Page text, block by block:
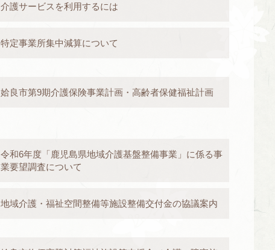
介護サービスを利用するには
特定事業所集中減算について
姶良市第9期介護保険事業計画・高齢者保健福祉計画
令和6年度「鹿児島県地域介護基盤整備事業」に係る事
業要望調査について
地域介護・福祉空間整備等施設整備交付金の協議案内